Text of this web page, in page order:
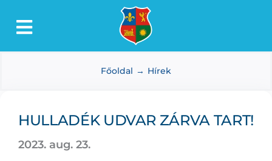
Toggle
Lőkösháza
Dokumentumtár
Média
Főoldal Hírek
HULLADÉK UDVAR ZÁRVA TART!
2023. aug. 23.